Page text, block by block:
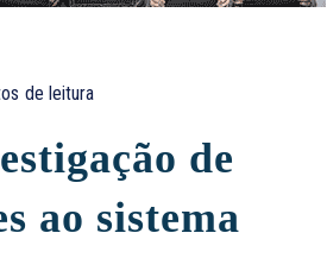
de leitura
de
ao sistema